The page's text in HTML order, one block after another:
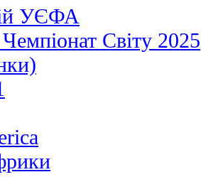
УЄФА
Світу 2025